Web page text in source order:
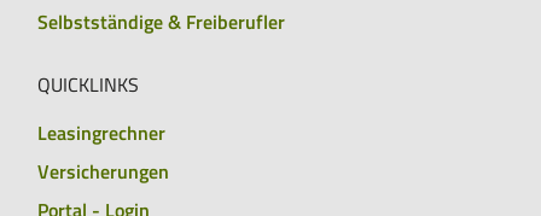
Selbstständige & Freiberufler
QUICKLINKS
Leasingrechner
Versicherungen